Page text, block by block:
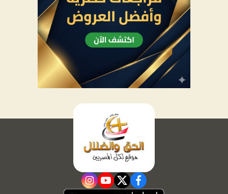
facebook
twitter
youtube
instagram